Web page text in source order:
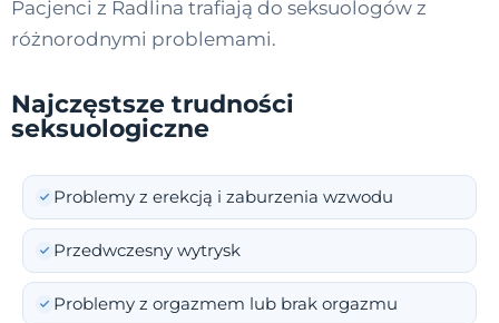
Pacjenci z Radlina trafiają do seksuologów z
różnorodnymi problemami.
Najczęstsze trudności
seksuologiczne
Problemy z erekcją i zaburzenia wzwodu
Przedwczesny wytrysk
Problemy z orgazmem lub brak orgazmu